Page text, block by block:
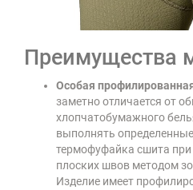
Преимущества
Особая
заметно отличается от
хлопчатобумажного
выполнять
термофуфайка сшита
плоских швов методом
Изделие имеет